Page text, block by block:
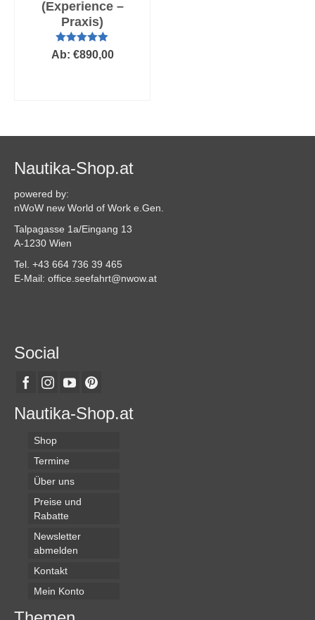
(Experience –
Praxis)
Bewertet mit
5.00von 5
Ab: €890,00
weist
Varianten
auf.
Optionen
auf
Produktseite
gewählt
Nautika-Shop.at
powered by:
nWoW new World of Work e.Gen.
Talpagasse 1a/Eingang 13
A-1230 Wien
Tel. +43 664 736 39 465
E-Mail: office.seefahrt@nwow.at
Social
Nautika-Shop.at
Shop
Termine
Über uns
Preise und
Rabatte
Newsletter
abmelden
Kontakt
Mein Konto